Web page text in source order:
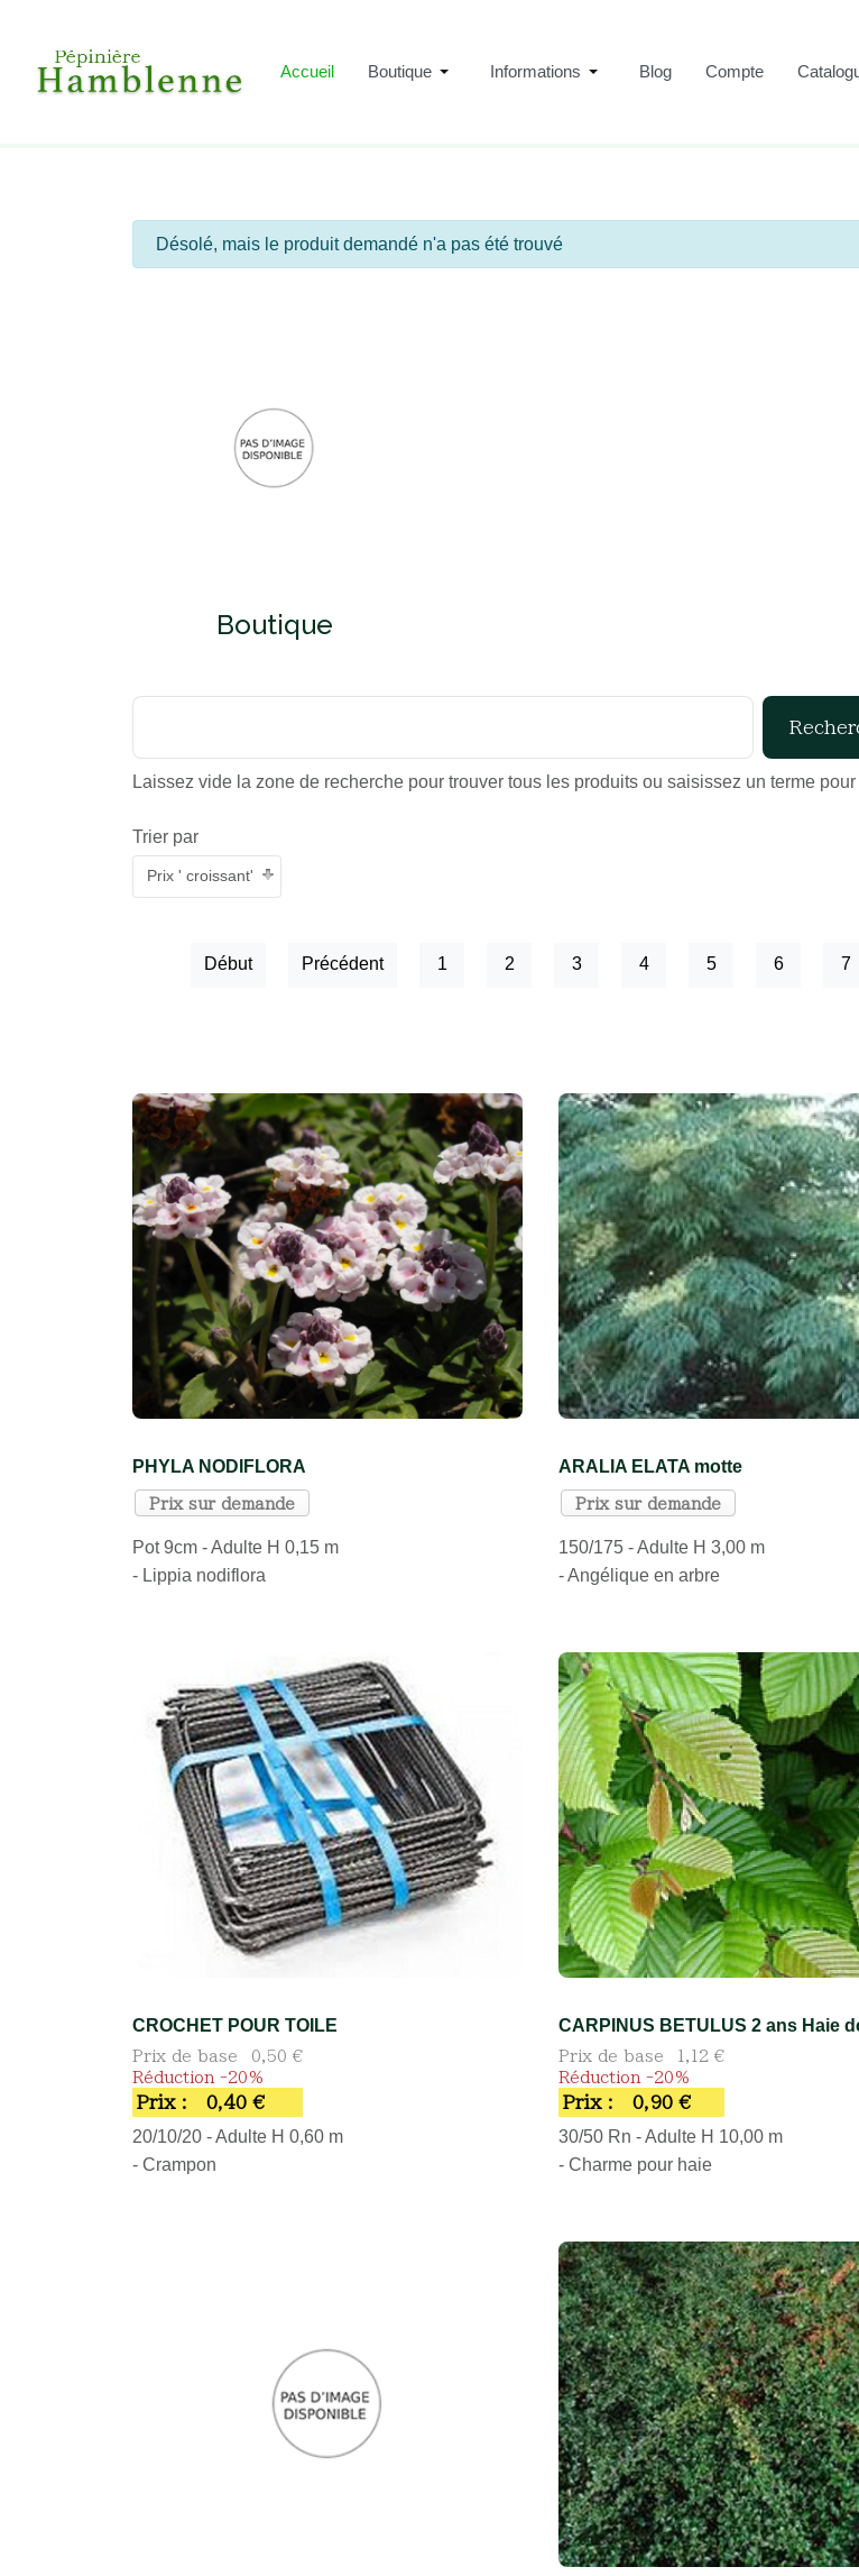
Accueil Boutique Informations Blog Compte
Pépinière
info
Désolé, mais le produit demandé n'a pas été trouvé
Boutique
Laissez vide la zone de recherche pour trouver tous les produits ou saisissez un terme
Trier par
Prix ' croissant'
Début Précédent 1 2 3 4 5 6 7
PHYLA NODIFLORA
Prix sur demande
Pot 9cm - Adulte H 0,15 m
- Lippia nodiflora
ARALIA ELATA motte
Prix sur demande
150/175 - Adulte H 3,00 m
- Angélique en arbre
CROCHET POUR TOILE
Prix de base
0,50 €
Réduction -20%
Prix : 0,40 €
20/10/20 - Adulte H 0,60 m
- Crampon
CARPINUS BETULUS 2 ans Haie
Prix de base
1,12 €
Réduction -20%
Prix : 0,90 €
30/50 Rn - Adulte H 10,00 m
- Charme pour haie